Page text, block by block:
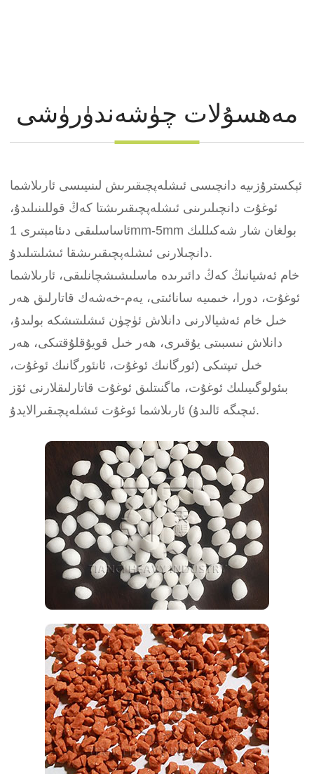
مەھسۇلات چۈشەندۈرۈشى
ئېكسترۇزىيە دانچىسى ئىشلەپچىقىرىش لىنىيىسى ئارىلاشما
ئوغۇت دانچىلىرىنى ئىشلەپچىقىرىشتا كەڭ قوللىنىلىدۇ،
ئاساسلىقى دىئامېتىرى 1mm-5mm بولغان شار شەكىللىك
دانچىلارنى ئىشلەپچىقىرىشقا ئىشلىتىلىدۇ.
خام ئەشيانىڭ كەڭ دائىرىدە ماسلىشىشچانلىقى، ئارىلاشما
ئوغۇت، دورا، خىمىيە سانائىتى، يەم-خەشەك قاتارلىق ھەر
خىل خام ئەشيالارنى دانلاش ئۈچۈن ئىشلىتىشكە بولىدۇ،
دانلاش نىسبىتى يۇقىرى، ھەر خىل قويۇقلۇقتىكى، ھەر
خىل تىپتىكى (ئورگانىك ئوغۇت، ئانئورگانىك ئوغۇت،
بىئولوگىيىلىك ئوغۇت، ماگنىتلىق ئوغۇت قاتارلىقلارنى ئۆز
ئىچىگە ئالىدۇ) ئارىلاشما ئوغۇت ئىشلەپچىقىرالايدۇ.